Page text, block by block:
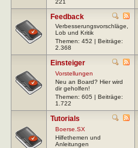
Feedback
Verbesserungsvorschläge,
Lob und Kritik
Themen: 452 | Beiträge:
2.368
Einsteiger
Vorstellungen
Neu an Board? Hier wird
dir geholfen!
Themen: 605 | Beiträge:
1.722
Tutorials
Boerse.SX
Hilfethemen und
Anleitungen